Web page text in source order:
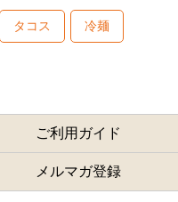
タコス 冷麺
ご利用ガイド
メルマガ登録